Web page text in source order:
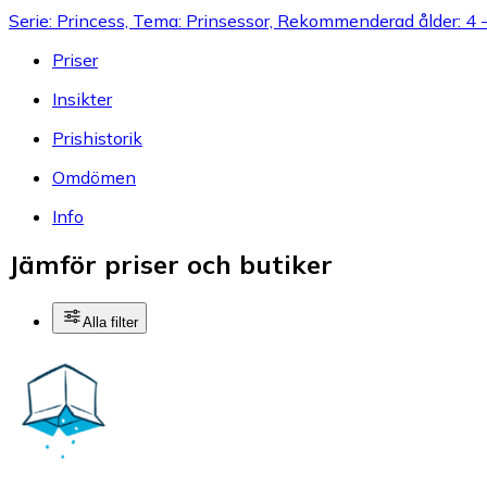
Serie: Princess, Tema: Prinsessor, Rekommenderad ålder: 4
Priser
Insikter
Prishistorik
Omdömen
Info
Jämför priser och butiker
Alla filter